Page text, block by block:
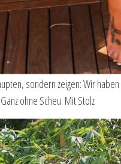
sondern zeigen: Wir
ohne Scheu. Mit Stolz